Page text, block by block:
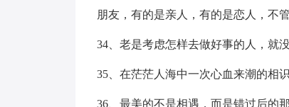
朋友，有的是亲人，有的是恋人，不
34、老是考虑怎样去做好事的人，就
35、在茫茫人海中一次心血来潮的相
36、最美的不是相遇，而是错过后的